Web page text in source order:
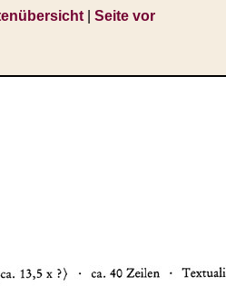
| Seite vor